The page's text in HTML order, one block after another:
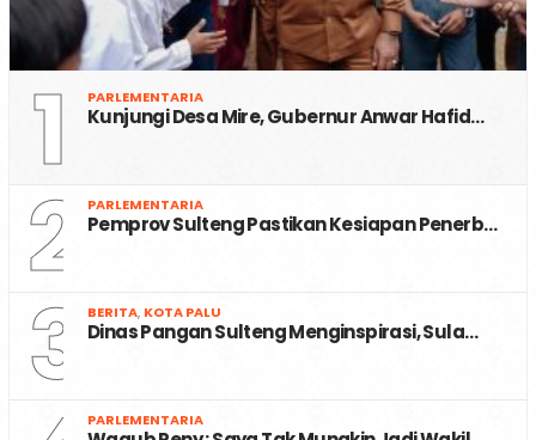
1 PARLEMENTARIA
Kunjungi Desa Mire, Gubernur Anwar Hafid…
2 PARLEMENTARIA
Pemprov Sulteng Pastikan Kesiapan Penerb…
3 BERITA, KOTA PALU
Dinas Pangan Sulteng Menginspirasi, Sula…
PARLEMENTARIA